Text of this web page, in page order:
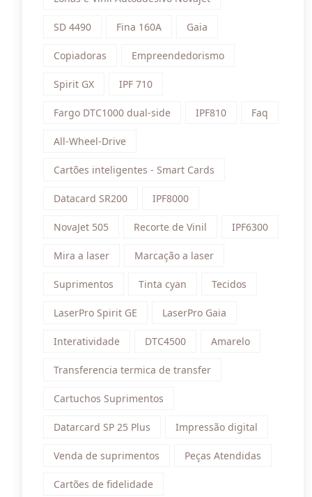
SD 4490 Fina 160A Gaia
Copiadoras Empreendedorismo
Spirit GX IPF 710
Fargo DTC1000 dual-side IPF810 Faq
All-Wheel-Drive
Cartões inteligentes - Smart Cards
Datacard SR200 IPF8000
NovaJet 505 Recorte de Vinil IPF6300
Mira a laser Marcação a laser
Suprimentos Tinta cyan Tecidos
LaserPro Spirit GE LaserPro Gaia
Interatividade DTC4500 Amarelo
Transferencia termica de transfer
Cartuchos Suprimentos
Datarcard SP 25 Plus Impressão digital
Venda de suprimentos Peças Atendidas
Cartões de fidelidade